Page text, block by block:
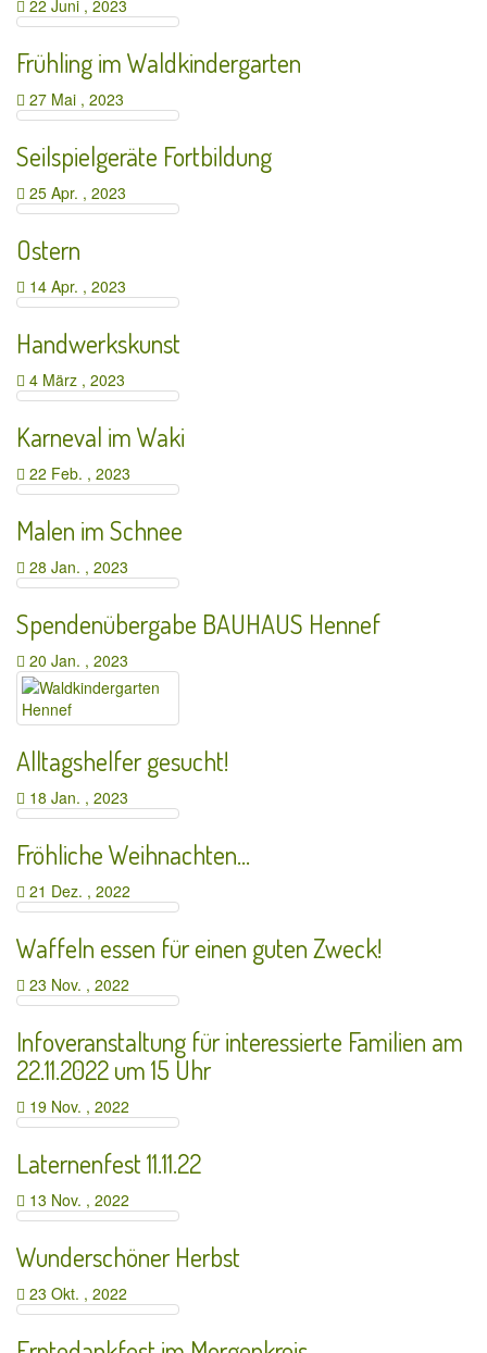
22 Juni , 2023
Frühling im Waldkindergarten
27 Mai , 2023
Seilspielgeräte Fortbildung
25 Apr. , 2023
Ostern
14 Apr. , 2023
Handwerkskunst
4 März , 2023
Karneval im Waki
22 Feb. , 2023
Malen im Schnee
28 Jan. , 2023
Spendenübergabe BAUHAUS Hennef
20 Jan. , 2023
Alltagshelfer gesucht!
18 Jan. , 2023
Fröhliche Weihnachten…
21 Dez. , 2022
Waffeln essen für einen guten Zweck!
23 Nov. , 2022
Infoveranstaltung für interessierte Familien am
22.11.2022 um 15 Uhr
19 Nov. , 2022
Laternenfest 11.11.22
13 Nov. , 2022
Wunderschöner Herbst
23 Okt. , 2022